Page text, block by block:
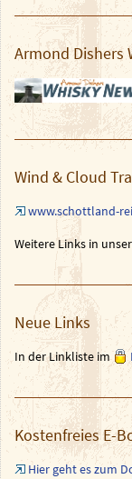
Armond Dishers
Wind & Cloud
www.schottland-
Weitere Links in
Neue Links
In der Linkliste im
Kostenfreies E-
Hier geht es zum